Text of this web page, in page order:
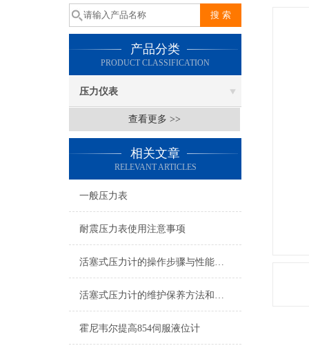
产品分类
PRODUCT CLASSIFICATION
压力仪表
查看更多 >>
相关文章
RELEVANT ARTICLES
一般压力表
耐震压力表使用注意事项
活塞式压力计的操作步骤与性能特点
活塞式压力计的维护保养方法和其工作原理介绍
霍尼韦尔提高854伺服液位计